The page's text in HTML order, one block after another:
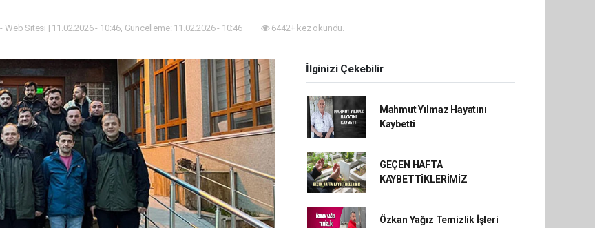
Web Sitesi | 11.02.2026 - 10:46, Güncelleme: 11.02.2026 - 10:46 6442+ kez okundu.
İlginizi Çekebilir
Mahmut Yılmaz Hayatını
Kaybetti
GEÇEN HAFTA
KAYBETTİKLERİMİZ
Özkan Yağız Temizlik İşleri